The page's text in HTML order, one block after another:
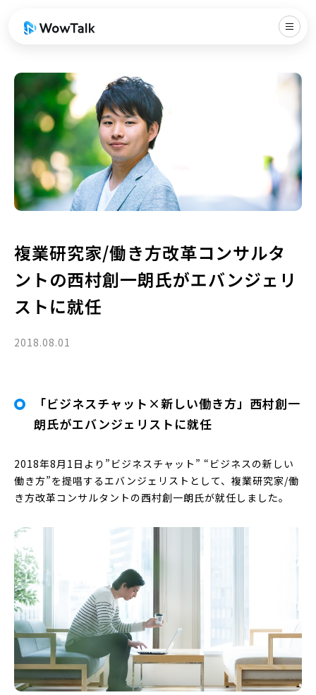
複業研究家/働き方改革コンサルタ
ントの西村創一朗氏がエバンジェリ
ストに就任
2018.08.01
「ビジネスチャット×新しい働き方」西村創一
朗氏がエバンジェリストに就任
2018年8月1日より”ビジネスチャット” “ビジネスの新しい
働き方”を提唱するエバンジェリストとして、複業研究家/働
き方改革コンサルタントの西村創一朗氏が就任しました。